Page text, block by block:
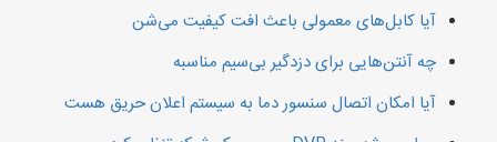
آیا کابل‌های معمولی باعث افت کیفیت می‌شن
چه آنتن‌هایی برای دزدگیر بی‌سیم مناسبه
آیا امکان اتصال سنسور دما به سیستم اعلان حریق هست